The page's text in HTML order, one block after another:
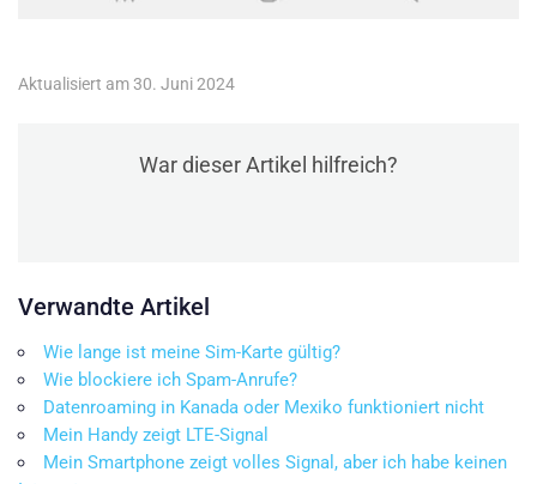
Aktualisiert am 30. Juni 2024
War dieser Artikel hilfreich?
Verwandte Artikel
Wie lange ist meine Sim-Karte gültig?
Wie blockiere ich Spam-Anrufe?
Datenroaming in Kanada oder Mexiko funktioniert nicht
Mein Handy zeigt LTE-Signal
Mein Smartphone zeigt volles Signal, aber ich habe keinen